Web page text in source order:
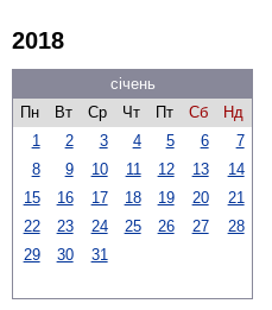
2018
січень
Пн
Вт Ср Чт Пт Сб
Нд
1
2 3 4 5 6
7
8
9 10 11 12 13
14
15
16 17 18 19 20
21
22
23 24 25 26 27
28
29
30 31